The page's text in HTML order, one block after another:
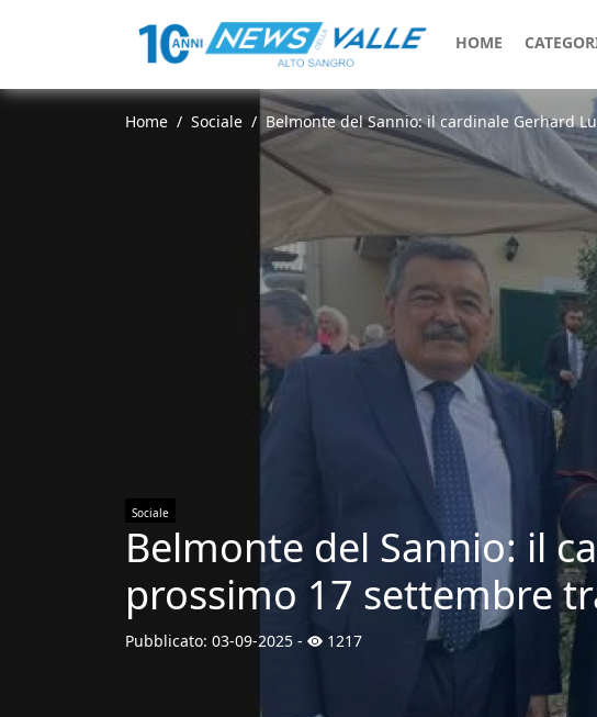
HOME
Home Sociale Belmonte del Sannio: il cardinale Gerhard
Sociale
Belmonte del Sannio: il
prossimo 17 settembre
Pubblicato: 03-09-2025 - 1217